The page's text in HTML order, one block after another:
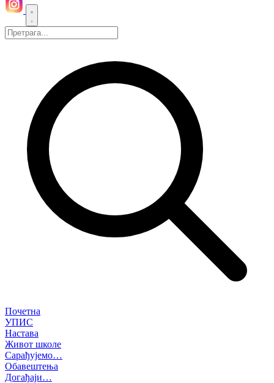
Почетна
УПИС
Настава
Живот школе
Сарађујемо…
Обавештења
Догађаји…